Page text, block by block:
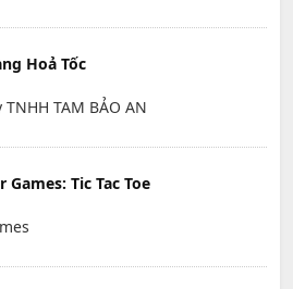
Hoả Tốc
TNHH TAM BẢO AN
Games: Tic Tac Toe